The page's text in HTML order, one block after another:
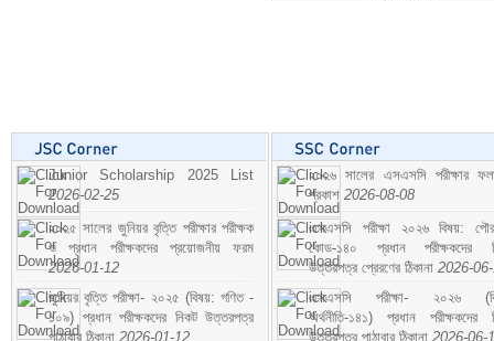
Junior Scholarship 2025 List
2026-02-25
২০২৫ সালের জুনিয়র বৃত্তি পরীক্ষার পরীক্ষক
ও প্রধান পরীক্ষকদের প্রয়োজনীয় ফরম
2026-01-12
জুনিয়র বৃত্তি পরীক্ষা- ২০২৫ (বিষয়: গণিত -
১০৯) প্রধান পরীক্ষকদের নিকট উত্তরপত্র
পাঠাবার ঠিকানা 2026-01-12
২০২৬ সালের এসএসসি পরীক্ষার
প্রকাশ 2026-08-08
এসএসসি পরীক্ষা ২০২৬ বিষয়:
কোড-১৪০ প্রধান পরীক্ষকদের
উত্তরপত্র প্রেরণের ঠিকানা 2026-
এসএসসি পরীক্ষা- ২০২৬
অর্থনীতি-১৪১) প্রধান পরীক্ষকদের
উত্তরপত্র পাঠাবার ঠিকানা 2026-06-